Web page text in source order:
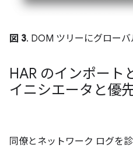
図 3. DOM ツリーにグロー
HAR のインポート
イニシエータと優
同僚とネットワーク ログを診